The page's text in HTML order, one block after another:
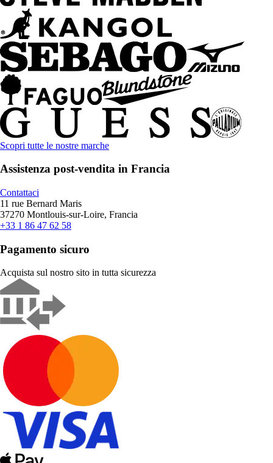
Scopri tutte le nostre marche
Assistenza post-vendita in Francia
Contattaci
11 rue Bernard Maris
37270 Montlouis-sur-Loire, Francia
+33 1 86 47 62 58
Pagamento sicuro
Acquista sul nostro sito in tutta sicurezza